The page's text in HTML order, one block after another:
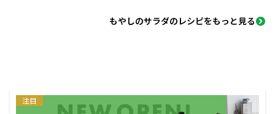
もやしのサラダのレシピをもっと見る
注目